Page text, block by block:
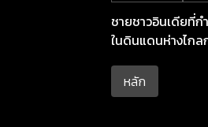
ชายชาวอินเดียที่ก
ในดินแดนห่างไกล
หลัก